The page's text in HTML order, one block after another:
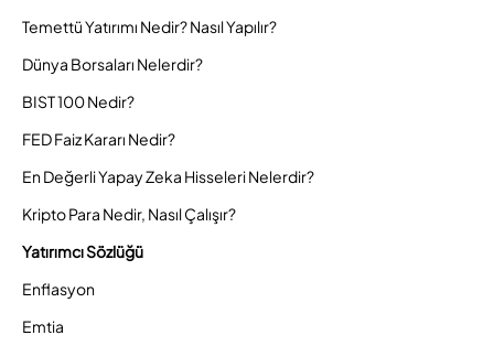
Temettü Yatırımı Nedir? Nasıl Yapılır?
Dünya Borsaları Nelerdir?
BIST 100 Nedir?
FED Faiz Kararı Nedir?
En Değerli Yapay Zeka Hisseleri Nelerdir?
Kripto Para Nedir, Nasıl Çalışır?
Yatırımcı Sözlüğü
Enflasyon
Emtia